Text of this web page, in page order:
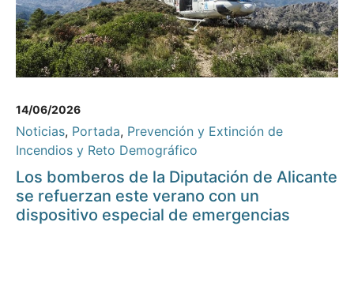
14/06/2026
Noticias, Portada, Prevención y Extinción de
Incendios y Reto Demográfico
Los bomberos de la Diputación de Alicante
se refuerzan este verano con un
dispositivo especial de emergencias